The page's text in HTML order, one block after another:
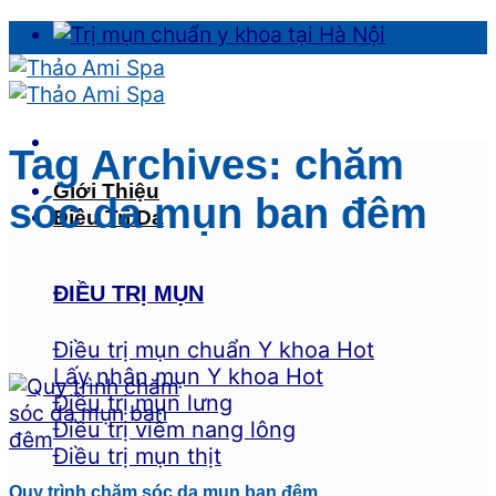
Skip
to
content
Giới Thiệu
Điều Trị Da
ĐIỀU TRỊ MỤN
Điều trị mụn chuẩn Y khoa
Lấy nhân mụn Y khoa
Điều trị mụn lưng
Điều trị viêm nang lông
Điều trị mụn thịt
Tag Archives: chăm
sóc da mụn ban đêm
Quy trình chăm sóc da mụn ban đêm